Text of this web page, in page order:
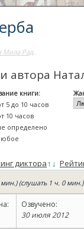
Мила Рад..
автора
книги:
5 до 10 часов
10 часов
определено
диктора↑ ↓
мин.) (слушать 1 ч. 0 мин.)
Озвучено:
30 июля 2012